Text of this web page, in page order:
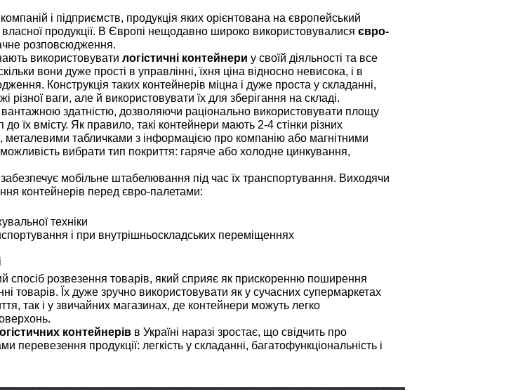
і підприємств, продукція яких орієнтована на європейський
продукції. В Європі нещодавно широко використовувалися євро-
розповсюдження.
використовувати логістичні контейнери у своїй діяльності та все
вони дуже прості в управлінні, їхня ціна відносно невисока, і в
Конструкція таких контейнерів міцна і дуже проста у складанні,
ваги, але й використовувати їх для зберігання на складі.
вантажною здатністю, дозволяючи раціонально використовувати площу
їх вмісту. Як правило, такі контейнери мають 2-4 стінки різних
табличками з інформацією про компанію або магнітними
вибрати тип покриття: гаряче або холодне цинкування,
мобільне штабелювання під час їх транспортування. Виходячи
контейнерів перед євро-палетами:
техніки
і при внутрішньоскладських переміщеннях
спосіб розвезення товарів, який сприяє як прискоренню поширення
товарів. Їх дуже зручно використовувати як у сучасних супермаркетах
так і у звичайних магазинах, де контейнери можуть легко
контейнерів в Україні наразі зростає, що свідчить про
продукції: легкість у складанні, багатофункціональність і